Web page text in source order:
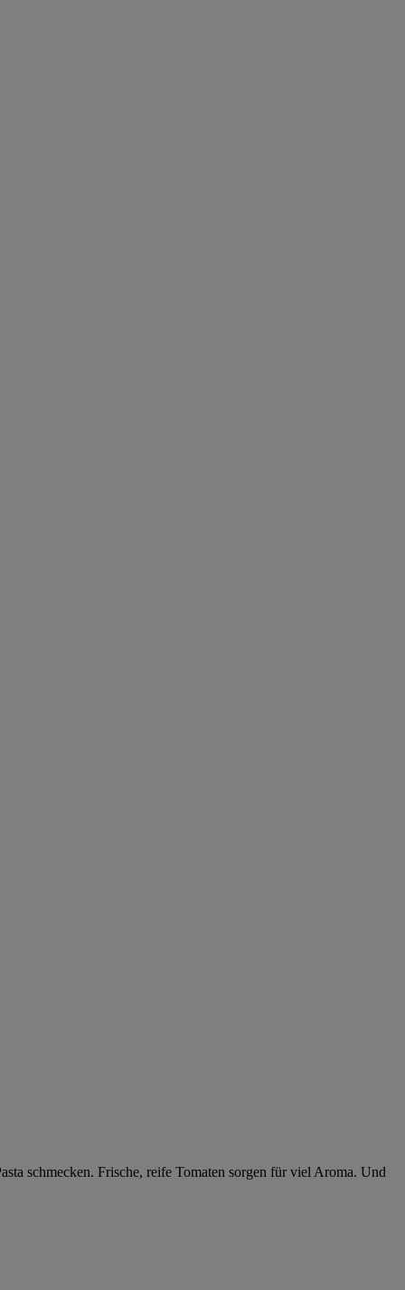
schmecken. Frische, reife Tomaten sorgen für viel Aroma. Und